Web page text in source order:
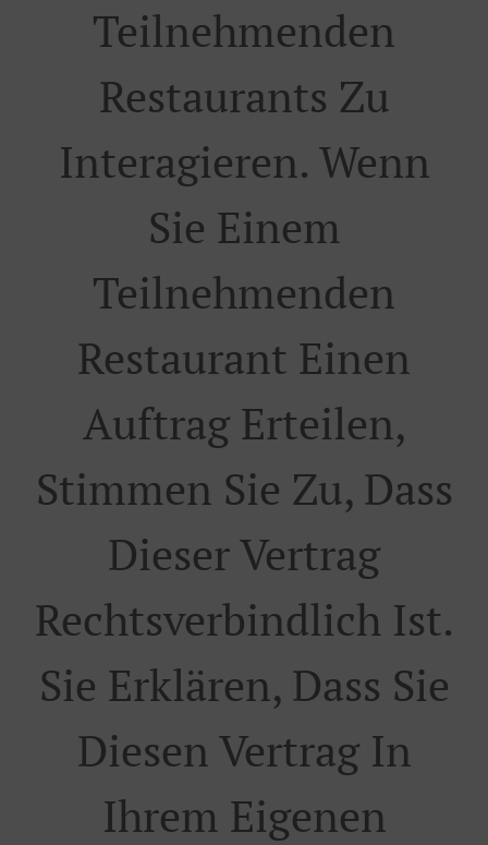
Teilnehmenden
Restaurants Zu
Interagieren. Wenn
Sie Einem
Teilnehmenden
Restaurant Einen
Auftrag Erteilen,
Stimmen Sie Zu, Dass
Dieser Vertrag
Rechtsverbindlich Ist.
Sie Erklären, Dass Sie
Diesen Vertrag In
Ihrem Eigenen